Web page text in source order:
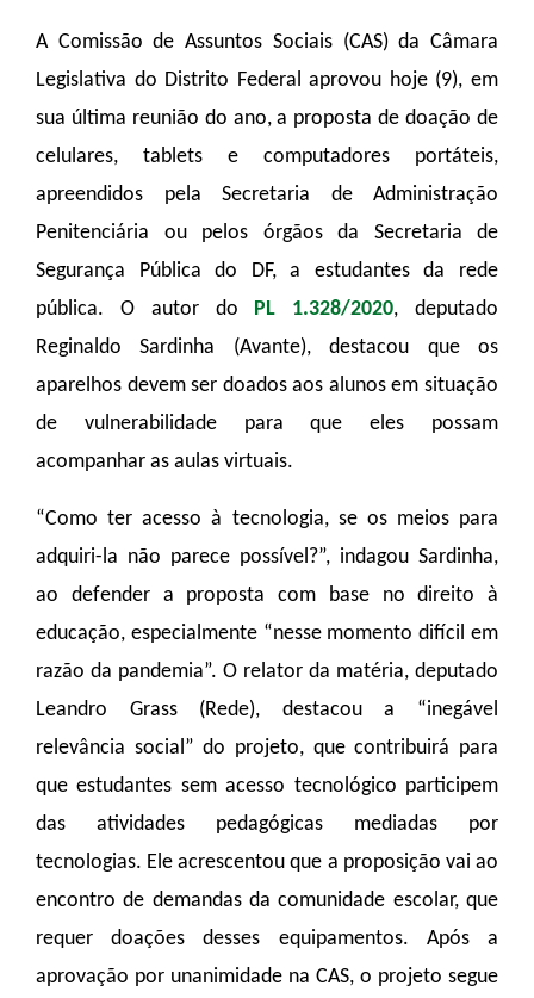
A Comissão de Assuntos Sociais (CAS) da Câmara
Legislativa do Distrito Federal aprovou hoje (9), em
sua última reunião do ano, a proposta de doação de
celulares, tablets e computadores portáteis,
apreendidos pela Secretaria de Administração
Penitenciária ou pelos órgãos da Secretaria de
Segurança Pública do DF, a estudantes da rede
pública. O autor do PL 1.328/2020, deputado
Reginaldo Sardinha (Avante), destacou que os
aparelhos devem ser doados aos alunos em situação
de vulnerabilidade para que eles possam
acompanhar as aulas virtuais.
“Como ter acesso à tecnologia, se os meios para
adquiri-la não parece possível?”, indagou Sardinha,
ao defender a proposta com base no direito à
educação, especialmente “nesse momento difícil em
razão da pandemia”. O relator da matéria, deputado
Leandro Grass (Rede), destacou a “inegável
relevância social” do projeto, que contribuirá para
que estudantes sem acesso tecnológico participem
das atividades pedagógicas mediadas por
tecnologias. Ele acrescentou que a proposição vai ao
encontro de demandas da comunidade escolar, que
requer doações desses equipamentos. Após a
aprovação por unanimidade na CAS, o projeto segue